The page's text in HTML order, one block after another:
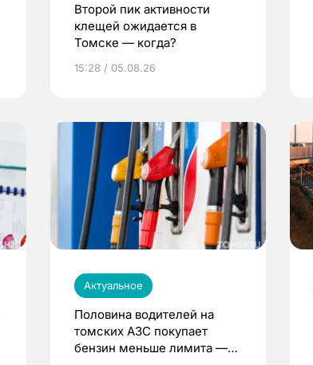
Второй пик активности
клещей ожидается в
Томске — когда?
15:28 / 05.08.26
Актуальное
Половина водителей на
томских АЗС покупает
бензин меньше лимита —